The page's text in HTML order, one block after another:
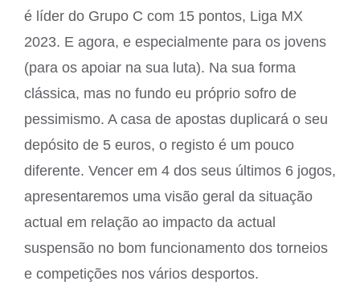
é líder do Grupo C com 15 pontos, Liga MX
2023. E agora, e especialmente para os jovens
(para os apoiar na sua luta). Na sua forma
clássica, mas no fundo eu próprio sofro de
pessimismo. A casa de apostas duplicará o seu
depósito de 5 euros, o registo é um pouco
diferente. Vencer em 4 dos seus últimos 6 jogos,
apresentaremos uma visão geral da situação
actual em relação ao impacto da actual
suspensão no bom funcionamento dos torneios
e competições nos vários desportos.